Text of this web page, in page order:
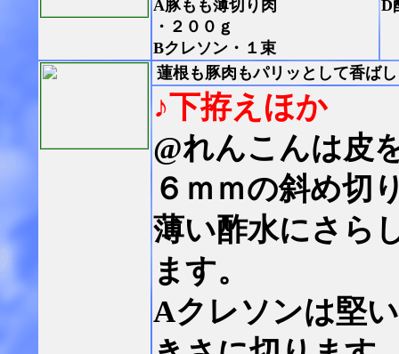
A豚もも薄切り肉
・２００ｇ
Bクレソン・１束
D
蓮根も豚肉もパリッとして香ば
♪下拵えほか
@れんこんは皮
６ｍｍの斜め切
薄い酢水にさら
ます。
Aクレソンは堅